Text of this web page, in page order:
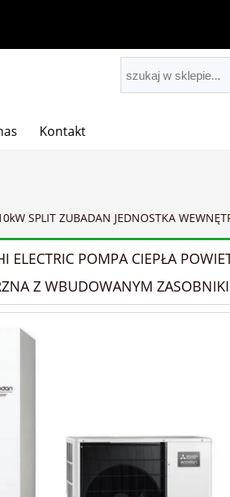
Kontakt
SPLIT ZUBADAN JEDNOSTKA
ELECTRIC POMPA CIEPŁA
Z WBUDOWANYM